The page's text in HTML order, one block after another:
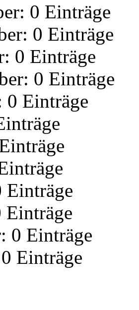
0 Einträge
0 Einträge
0 Einträge
0 Einträge
0 Einträge
Einträge
Einträge
0 Einträge
0 Einträge